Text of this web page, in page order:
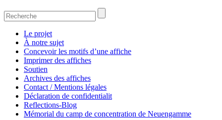
Le projet
À notre sujet
Concevoir les motifs d’une affiche
Imprimer des affiches
Soutien
Archives des affiches
Contact / Mentions légales
Déclaration de confidentialit
Reflections-Blog
Mémorial du camp de concentration de Neuengamme